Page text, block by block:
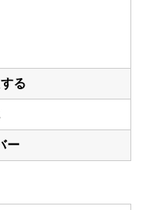
る
ー